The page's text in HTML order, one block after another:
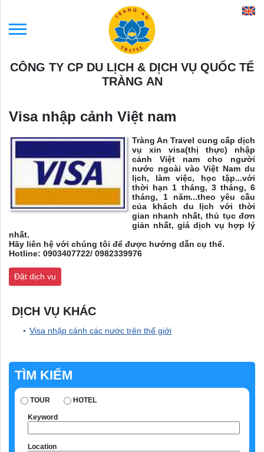
CÔNG TY CP DU LỊCH & DỊCH VỤ QUỐC TẾ
TRÀNG AN
Visa nhập cảnh Việt nam
Tràng An Travel cung cấp dịch
vụ xin visa(thị thực) nhập
cảnh Việt nam cho người
nước ngoài vào Việt Nam du
lịch, làm việc, học tập...với
thời hạn 1 tháng, 3 tháng, 6
tháng, 1 năm...theo yêu cầu
của khách du lịch với thời
gian nhanh nhất, thủ tục đơn
giản nhất, giá dịch vụ hợp lý
nhất.
Hãy liên hệ với chúng tôi để được hướng dẫn cụ thể.
Hotline: 0903407722/ 0982339976
DỊCH VỤ KHÁC
Visa nhập cảnh các nước trên thế giới
TÌM KIẾM
TOUR HOTEL
Keyword
Location